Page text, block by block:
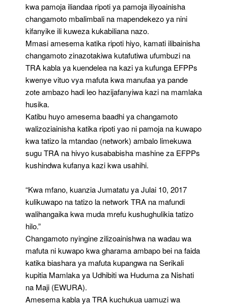
kwa pamoja iliandaa ripoti ya pamoja iliyoainisha
changamoto mbalimbali na mapendekezo ya nini
kifanyike ili kuweza kukabiliana nazo.
Mmasi amesema katika ripoti hiyo, kamati ilibainisha
changamoto zinazotakiwa kutafutiwa ufumbuzi na
TRA kabla ya kuendelea na kazi ya kufunga EFPPs
kwenye vituo vya mafuta kwa manufaa ya pande
zote ambazo hadi leo hazijafanyiwa kazi na mamlaka
husika.
Katibu huyo amesema baadhi ya changamoto
walizoziainisha katika ripoti yao ni pamoja na kuwapo
kwa tatizo la mtandao (network) ambalo limekuwa
sugu TRA na hivyo kusababisha mashine za EFPPs
kushindwa kufanya kazi kwa usahihi.
“Kwa mfano, kuanzia Jumatatu ya Julai 10, 2017
kulikuwapo na tatizo la network TRA na mafundi
walihangaika kwa muda mrefu kushughulikia tatizo
hilo.”
Changamoto nyingine zilizoainishwa na wadau wa
mafuta ni kuwapo kwa gharama ambapo bei na faida
katika biashara ya mafuta kupangwa na Serikali
kupitia Mamlaka ya Udhibiti wa Huduma za Nishati
na Maji (EWURA).
Amesema kabla ya TRA kuchukua uamuzi wa